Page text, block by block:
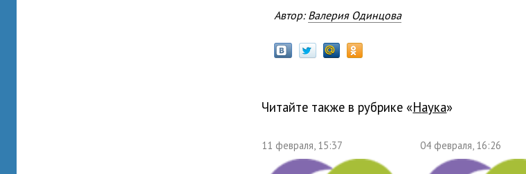
Автор: Валерия Одинцова
Читайте также в рубрике « наука»
11 февраля, 15:37 04 февраля, 16:26